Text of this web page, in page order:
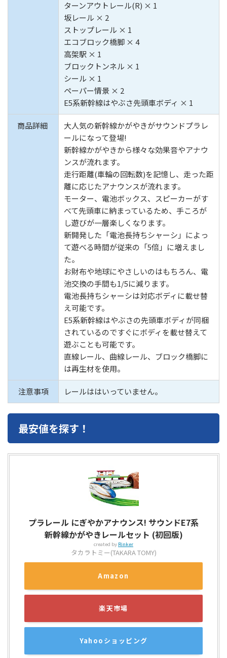
ターンアウトレール(R) × 1
坂レール × 2
ストップレール × 1
エコブロック橋脚 × 4
高架駅 × 1
ブロックトンネル × 1
シール × 1
ペーパー情景 × 2
E5系新幹線はやぶさ先頭車ボディ × 1
商品詳細
大人気の新幹線かがやきがサウンドプラレ
ールになって登場!
新幹線かがやきから様々な効果音やアナウ
ンスが流れます。
走行距離(車輪の回転数)を記憶し、走った距
離に応じたアナウンスが流れます。
モーター、電池ボックス、スピーカーがす
べて先頭車に納まっているため、手ころが
し遊びが一層楽しくなります。
新開発した「電池長持ちシャーシ」によっ
て遊べる時間が従来の「5倍」に増えまし
た。
お財布や地球にやさしいのはもちろん、電
池交換の手間も1/5に減ります。
電池長持ちシャーシは対応ボディに載せ替
え可能です。
E5系新幹線はやぶさの先頭車ボディが同梱
されているのですぐにボディを載せ替えて
遊ぶことも可能です。
直線レール、曲線レール、ブロック橋脚に
は再生材を使用。
注意事項 レールははいっていません。
最安値を探す！
プラレール にぎやかアナウンス! サウンドE7系
新幹線かがやきレールセット (初回版)
created by Rinker
タカラトミー(TAKARA TOMY)
Amazon
楽天市場
Yahooショッピング